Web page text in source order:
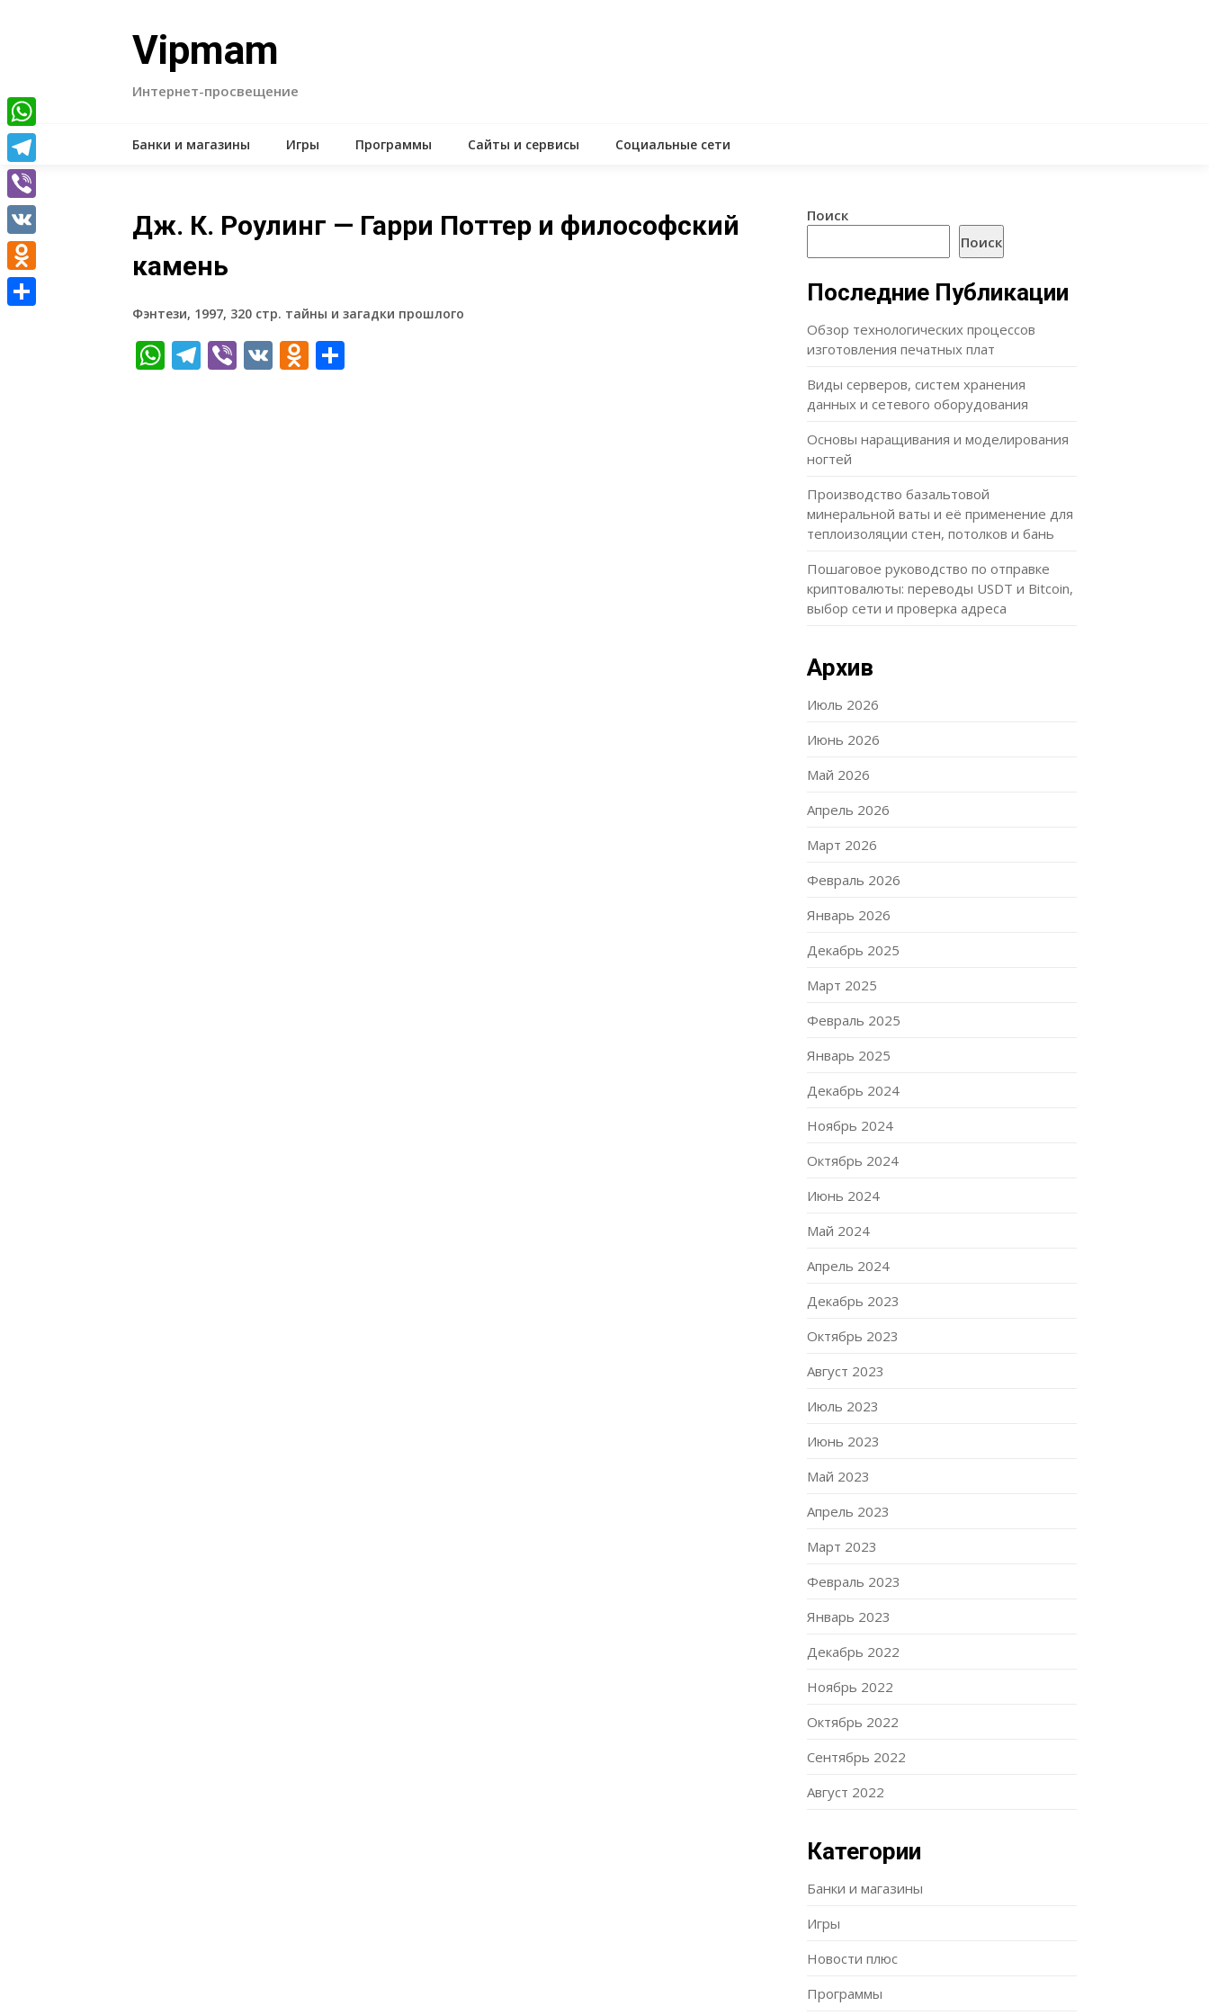
Vipmam
Интернет-просвещение
Банки и магазины Игры Программы Сайты и сервисы Социальные сети
Дж. К. Роулинг — Гарри Поттер и философский
камень
Фэнтези, 1997, 320 стр. тайны и загадки прошлого
WhatsApp
Telegram
Viber
VKOdnoklassniki
Поиск
Поиск
Последние Публикации
Обзор технологических процессов
изготовления печатных плат
Виды серверов, систем хранения
данных и сетевого оборудования
Основы наращивания и моделирования
ногтей
Производство базальтовой
минеральной ваты и её применение для
теплоизоляции стен, потолков и бань
Пошаговое руководство по отправке
криптовалюты: переводы USDT и Bitcoin,
выбор сети и проверка адреса
Архив
Июль 2026
Июнь 2026
Май 2026
Апрель 2026
Март 2026
Февраль 2026
Январь 2026
Декабрь 2025
Март 2025
Февраль 2025
Январь 2025
Декабрь 2024
Ноябрь 2024
Октябрь 2024
Июнь 2024
Май 2024
Апрель 2024
Декабрь 2023
Октябрь 2023
Август 2023
Июль 2023
Июнь 2023
Май 2023
Апрель 2023
Март 2023
Февраль 2023
Январь 2023
Декабрь 2022
Ноябрь 2022
Октябрь 2022
Сентябрь 2022
Август 2022
Категории
Банки и магазины
Игры
Новости плюс
Программы
WhatsApp
Telegram
Viber
VK
Odnoklassniki